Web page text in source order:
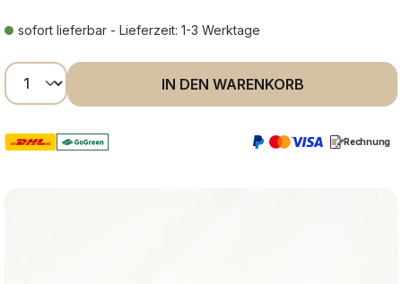
sofort lieferbar - Lieferzeit: 1-3 Werktage
Produkt Anzahl: Gib den gewünschten
IN DEN WARENKORB
Rechnung